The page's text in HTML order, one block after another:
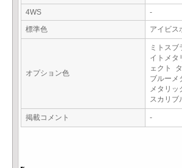
4WS
-
標準色
アイビス
オプション色
ミトス
イトメタ
ェクト
ブルーメ
メタリ
スカリブ
掲載コメント -